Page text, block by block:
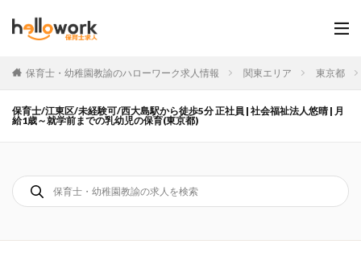
保育士・幼稚園教諭のハローワーク求人情報 関東エリア 東京都
保育士/江東区/未経験可/西大島駅から徒歩5分 正社員 | 社会福祉法人悠晴 | 月
給1歳～就学前までの乳幼児の保育(東京都)